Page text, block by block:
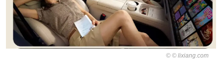
© lixiang.com